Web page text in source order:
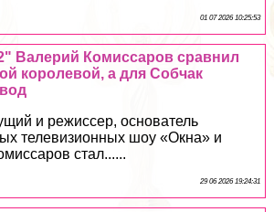
01 07 2026 10:25:53
Валерий Комиссаров сравнил
королевой, а для Собчак
и режиссер, основатель
телевизионных шоу «Окна» и
стал......
29 06 2026 19:24:31